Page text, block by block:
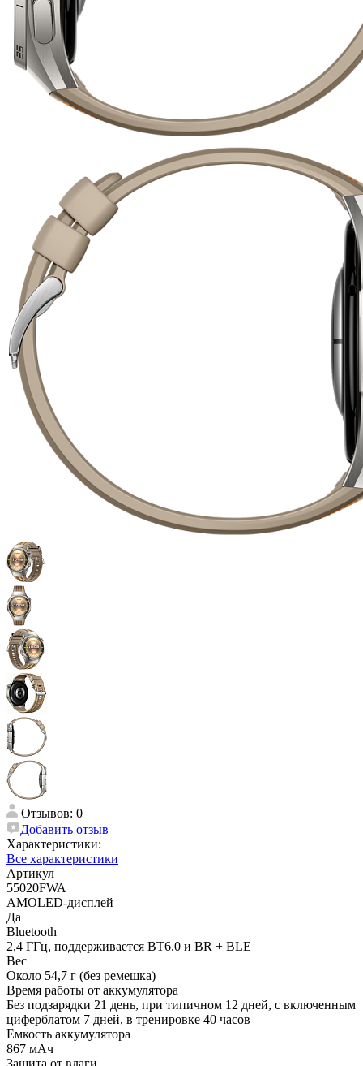
Отзывов: 0
Добавить отзыв
Характеристики:
Все характеристики
Артикул
55020FWA
AMOLED-дисплей
Да
Bluetooth
2,4 ГГц, поддерживается BT6.0 и BR + BLE
Вес
Около 54,7 г (без ремешка)
Время работы от аккумулятора
Без подзарядки 21 день, при типичном 12 дней, с включенным
циферблатом 7 дней, в тренировке 40 часов
Емкость аккумулятора
867 мAч